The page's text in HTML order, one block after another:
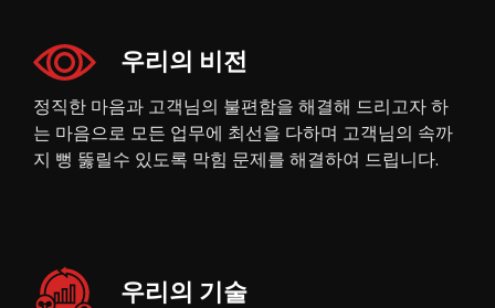
우리의 비전
정직한 마음과 고객님의 불편함을 해결해 드리고자 하
는 마음으로 모든 업무에 최선을 다하며 고객님의 속까
지 뻥 뚫릴수 있도록 막힘 문제를 해결하여 드립니다.
우리의 기술